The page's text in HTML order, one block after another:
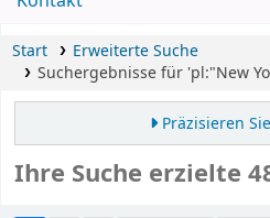
Start
Erweiterte Suche
Suchergebnisse für 'pl:"New
Präzisieren
Ihre Suche erzielte